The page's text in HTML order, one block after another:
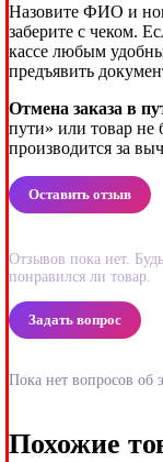
Назовите ФИО и
заберите с чеком.
кассе любым
предъявить
Отмена заказа в
пути» или товар не
производится за
Оставить отзыв
Отзывов пока нет.
понравился ли товар.
Задать вопрос
Пока нет вопросов об
Похожие